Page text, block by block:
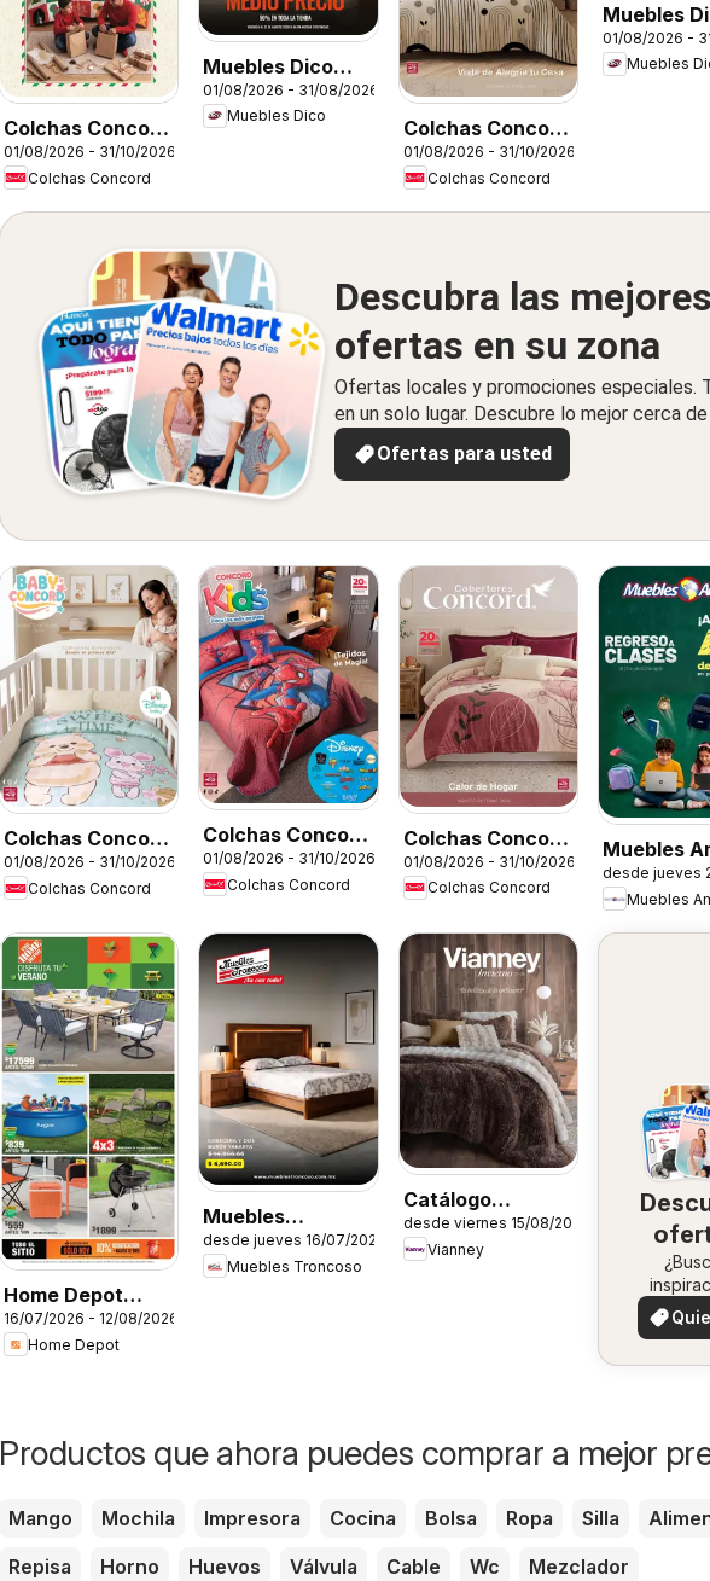
Colchas Concord
catálogo
Colección
Navideña
01/08/2026 - 31/10/2026
Colchas Concord
Muebles Dico
catálogo
01/08/2026 - 31/08/2026
Muebles Dico
Colchas Concord
catálogo
01/08/2026 - 31/10/2026
Colchas Concord
Muebles
catálogo
Colección
01/08/2026 -
Muebles
Descubra las mejores
ofertas en su zona
Ofertas locales y promociones especiales.
en un solo lugar. Descubre lo mejor cerca
Ofertas para usted
Colchas Concord
catálogo
Colección Bebé
01/08/2026 - 31/10/2026
Colchas Concord
Colchas Concord
catálogo
Colección Infantil
01/08/2026 - 31/10/2026
Colchas Concord
Colchas Concord
catálogo
Colección
01/08/2026 - 31/10/2026
Colchas Concord
Muebles
catálogo
desde jueves
Muebles
Home Depot
catálogo
16/07/2026 - 12/08/2026
Home Depot
Muebles
Troncoso
catálogo
desde jueves 16/07/2026
Muebles Troncoso
Catálogo
Invierno
desde viernes 15/08/2025
Vianney
en
¡Mira
ofertas
ver
Productos que ahora puedes comprar a mejor
Mango Mochila Impresora Cocina Bolsa Ropa Silla
Repisa
Horno Huevos Válvula Cable Wc
Mezclador